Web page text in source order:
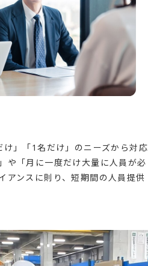
」「1名だけ」のニーズから対応
や「月に一度だけ大量に人員が必
アンスに則り、短期間の人員提供